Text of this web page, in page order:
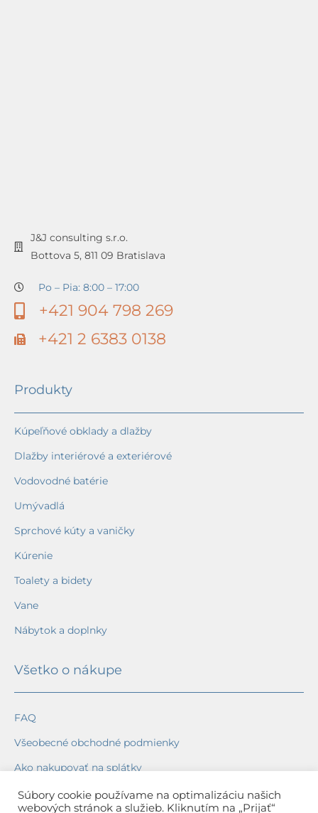
J&J consulting s.r.o.
Bottova 5, 811 09 Bratislava
Po – Pia: 8:00 – 17:00
+421 904 798 269
+421 2 6383 0138
Produkty
Kúpeľňové obklady a dlažby
Dlažby interiérové a exteriérové
Vodovodné batérie
Umývadlá
Sprchové kúty a vaničky
Kúrenie
Toalety a bidety
Vane
Nábytok a doplnky
Všetko o nákupe
FAQ
Všeobecné obchodné podmienky
Ako nakupovať na splátky
Ochrana osobných údajov
Súbory cookie používame na optimalizáciu našich
webových stránok a služieb. Kliknutím na „Prijať“